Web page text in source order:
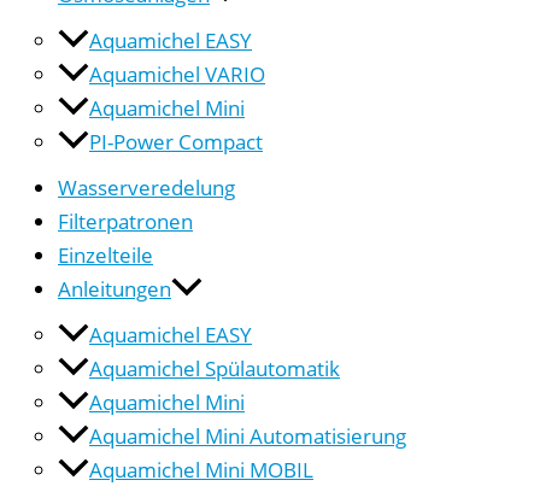
Aquamichel EASY
Aquamichel VARIO
Aquamichel Mini
PI-Power Compact
Wasserveredelung
Filterpatronen
Einzelteile
Anleitungen
Aquamichel EASY
Aquamichel Spülautomatik
Aquamichel Mini
Aquamichel Mini Automatisierung
Aquamichel Mini MOBIL